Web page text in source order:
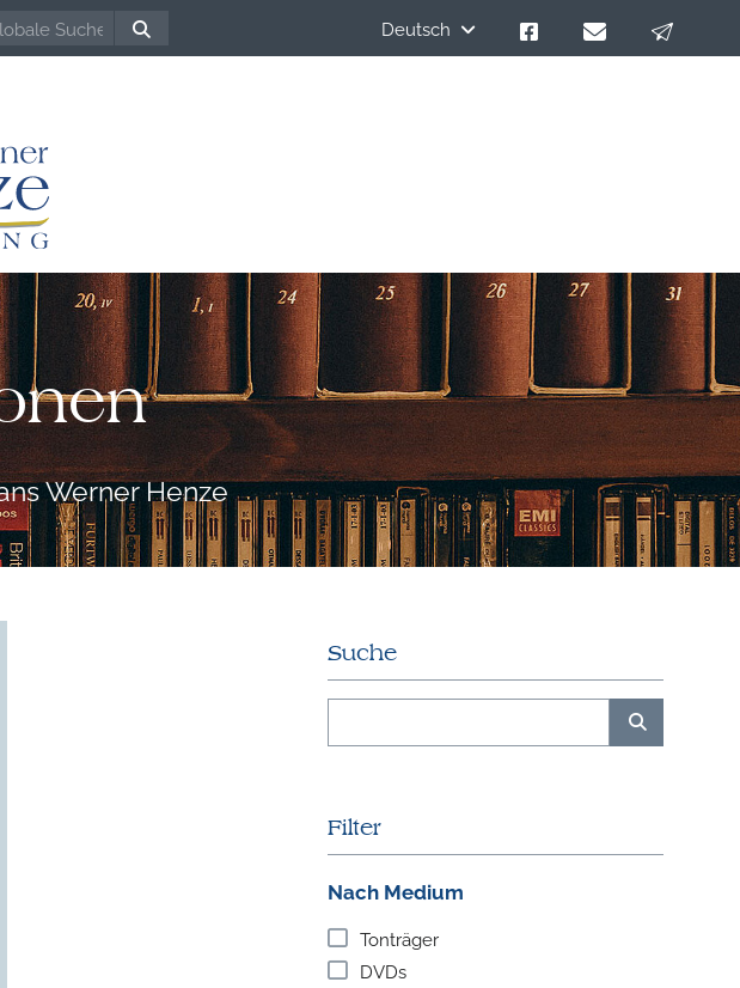
Deutsch
Werner Henze
Suche
Filter
Nach Medium
Tonträger
DVDs